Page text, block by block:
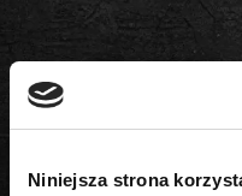
Niniejsza strona